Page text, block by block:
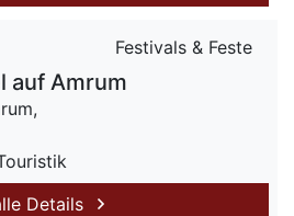
Festivals & Feste
auf Amrum
Details